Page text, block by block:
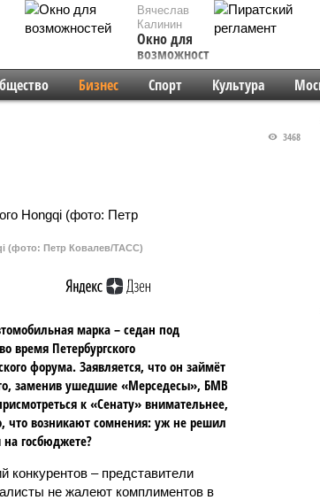
Вячеслав
Калинин
Окно для
возможностей
Бизнес Спорт Культура
3468
(фото: Петр Ковалев/ТАСС)
марка – седан под
время Петербургского
форума. Заявляется, что он займёт
заменив ушедшие «Мерседесы», БМВ
к «Сенату» внимательнее,
что возникают сомнения: уж не решил
на госбюджете?
– представители
не жалеют комплиментов в